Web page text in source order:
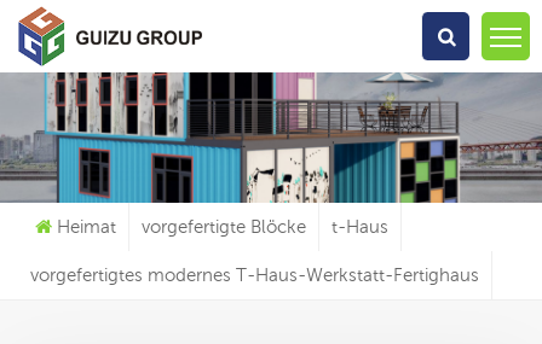
Wonach Suchst Du?
Heimat vorgefertigte Blöcke t-Haus
vorgefertigtes modernes T-Haus-Werkstatt-Fertighaus